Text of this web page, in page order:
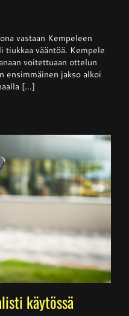
vastaan Kempeleen
vääntöä. Kempele
voitettuaan ottelun
jakso alkoi
[...]
käytössä